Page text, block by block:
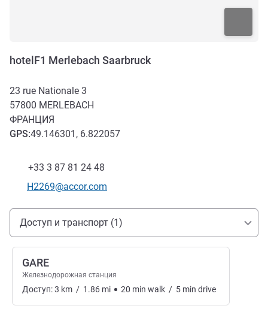
hotelF1 Merlebach Saarbruck
23 rue Nationale 3
57800 MERLEBACH
ФРАНЦИЯ
GPS:49.146301, 6.822057
Факс
+33 3 87 81 24 48
Контактный адрес электронной почты
H2269@accor.com
Доступ и транспорт
Доступ и транспорт (1)
GARE
Железнодорожная станция
Доступ:3 km / 1.86 mi 20 min walk / 5 min drive